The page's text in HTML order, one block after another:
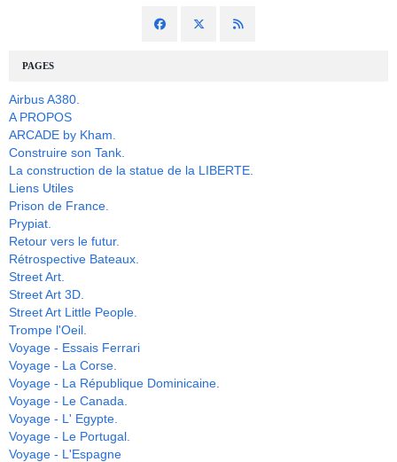
PAGES
Airbus A380.
A PROPOS
ARCADE by Kham.
Construire son Tank.
La construction de la statue de la LIBERTE.
Liens Utiles
Prison de France.
Prypiat.
Retour vers le futur.
Rétrospective Bateaux.
Street Art.
Street Art 3D.
Street Art Little People.
Trompe l'Oeil.
Voyage - Essais Ferrari
Voyage - La Corse.
Voyage - La République Dominicaine.
Voyage - Le Canada.
Voyage - L' Egypte.
Voyage - Le Portugal.
Voyage - L'Espagne